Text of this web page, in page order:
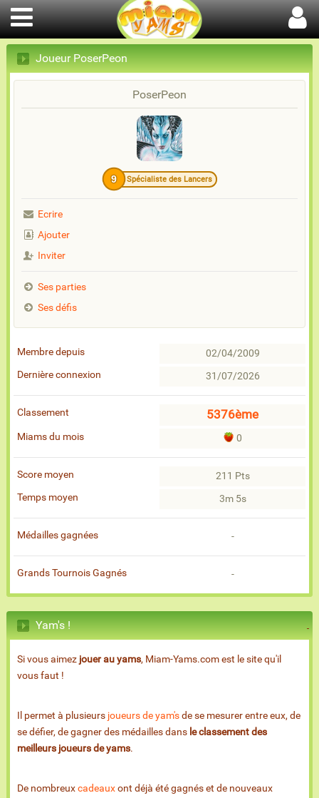
Joueur PoserPeon
PoserPeon
9 Spécialiste des Lancers
Ecrire
Ajouter
Inviter
Ses parties
Ses défis
Membre depuis
02/04/2009
Dernière connexion
31/07/2026
Classement 5376ème
Miams du mois 0
Score moyen
211 Pts
Temps moyen
3m 5s
Médailles gagnées -
Grands Tournois Gagnés -
Yam's !
Si vous aimez jouer au yams, Miam-Yams.com est le site qu'il
vous faut !
Il permet à plusieurs joueurs de yam'sde se mesurer entre eux, de
se défier, de gagner des médailles dans le classement des
meilleurs joueurs de yams.
De nombreuxcadeauxont déjà été gagnés et de nouveaux